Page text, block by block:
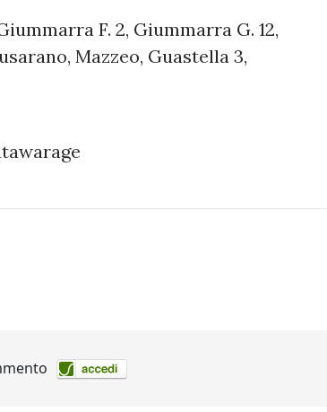
F. 2, Giummarra G. 12,
Mazzeo, Guastella 3,